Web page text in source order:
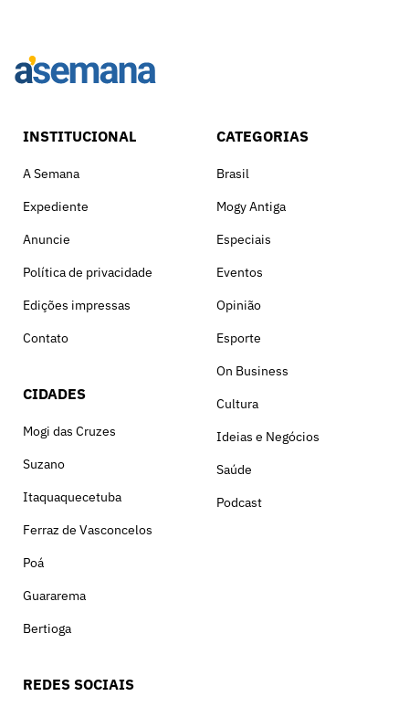
INSTITUCIONAL
A Semana
Expediente
Anuncie
Política de privacidade
Edições impressas
Contato
CIDADES
Mogi das Cruzes
Suzano
Itaquaquecetuba
Ferraz de Vasconcelos
Poá
Guararema
Bertioga
CATEGORIAS
Brasil
Mogy Antiga
Especiais
Eventos
Opinião
Esporte
On Business
Cultura
Ideias e Negócios
Saúde
Podcast
REDES SOCIAIS